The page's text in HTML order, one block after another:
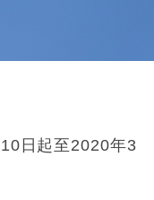
日起至2020年3